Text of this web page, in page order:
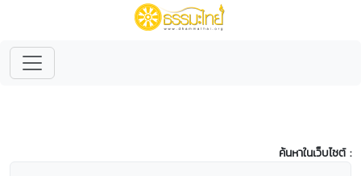
ค้นหาในเว็บไซต์ :